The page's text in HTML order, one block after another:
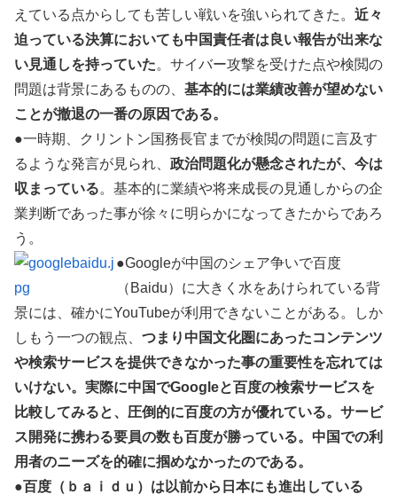
えている点からしても苦しい戦いを強いられてきた。 近々
迫っている決算においても中国責任者は良い報告が出来な
い見通しを持っていた。サイバー攻撃を受けた点や検閲の
問題は背景にあるものの、 基本的には業績改善が望めない
ことが撤退の一番の原因である。
●一時期、クリントン国務長官までが検閲の問題に言及す
るような発言が見られ、 政治問題化が懸念されたが、今は
収まっている。基本的に業績や将来成長の見通しからの企
業判断であった事が徐々に明らかになってきたからであろ
う。
●Googleが中国のシェア争いで百度
（Baidu）に大きく水をあけられている背
景には、確かにYouTubeが利用できないことがある。しか
しもう一つの観点、 つまり中国文化圏にあったコンテンツ
や検索サービスを提供できなかった事の重要性を忘れては
いけない。実際に中国でGoogleと百度の検索サービスを
比較してみると、圧倒的に百度の方が優れている。サービ
ス開発に携わる要員の数も百度が勝っている。中国での利
用者のニーズを的確に掴めなかったのである。
●百度（ｂａｉｄｕ）は以前から日本にも進出している